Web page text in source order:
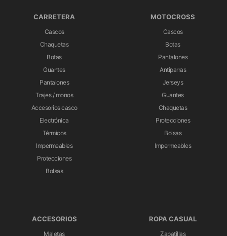
CARRETERA
Cascos
Chaquetas
Botas
Guantes
Pantalones
Trajes / monos
Accesorios casco
Electrónica
Térmicos
Impermeables
Protecciones
Bolsas
MOTOCROSS
Cascos
Botas
Pantalones
Antiparras
Jerseys
Guantes
Chaquetas
Protecciones
Bolsas
Impermeables
ACCESORIOS
Maletas
ROPA CASUAL
Zapatillas